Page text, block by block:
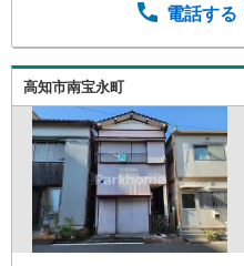
電話する
高知市南宝永町